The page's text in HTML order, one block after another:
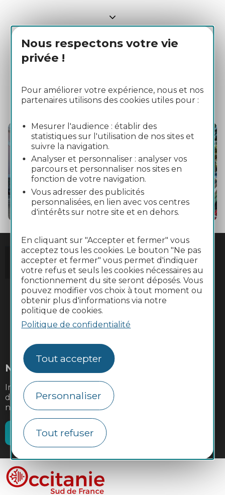
Nous respectons votre vie
privée !
Pour améliorer votre expérience, nous et nos
partenaires utilisons des cookies utiles pour :
Mesurer l'audience : établir des
statistiques sur l'utilisation de nos sites et
suivre la navigation.
Analyser et personnaliser : analyser vos
parcours et personnaliser nos sites en
fonction de votre navigation.
Vous adresser des publicités
personnalisées, en lien avec vos centres
d'intérêts sur notre site et en dehors.
En cliquant sur "Accepter et fermer" vous
acceptez tous les cookies. Le bouton "Ne pas
accepter et fermer" vous permet d'indiquer
votre refus et seuls les cookies nécessaires au
fonctionnement du site seront déposés. Vous
pouvez modifier vos choix à tout moment ou
obtenir plus d'informations via notre
politique de cookies.
Politique de confidentialité
Tout accepter
Personnaliser
Tout refuser
Télécharger horaires et plan
Site liO - Onglet Gers - ligne 954
Newsletter
Inscrivez-vous à la lettre d'information de la
destination Occitanie Sud de France pour recevoir
nos suggestions de séjours, de visites et de sorties.
Je m'abonne